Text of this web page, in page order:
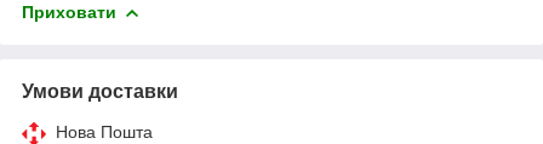
Приховати
Умови доставки
Нова Пошта